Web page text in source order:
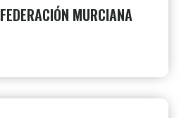
FEDERACIÓN MURCIANA